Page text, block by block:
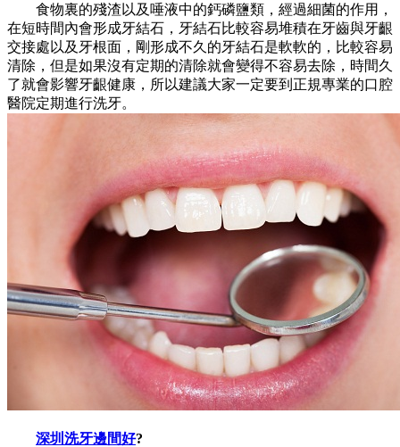
食物裏的殘渣以及唾液中的鈣磷鹽類，經過細菌的作用，
在短時間內會形成牙結石，牙結石比較容易堆積在牙齒與牙齦
交接處以及牙根面，剛形成不久的牙結石是軟軟的，比較容易
清除，但是如果沒有定期的清除就會變得不容易去除，時間久
了就會影響牙齦健康，所以建議大家一定要到正規專業的口腔
醫院定期進行洗牙。
深圳洗牙邊間好?